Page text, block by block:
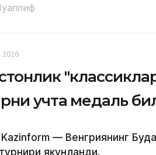
2026
учта медаль
Kazinform — Венгриянинг
якунланди.